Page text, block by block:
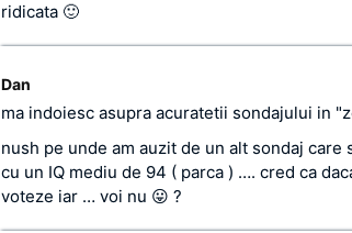
ridicata 🙂
Dan
ma indoiesc asupra acuratetii sondajului in
nush pe unde am auzit de un alt sondaj
cu un IQ mediu de 94 ( parca ) …. cred ca
voteze iar … voi nu 😛 ?